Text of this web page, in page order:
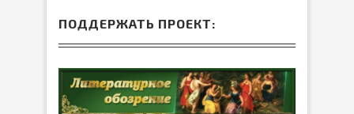
ПОДДЕРЖАТЬ ПРОЕКТ: